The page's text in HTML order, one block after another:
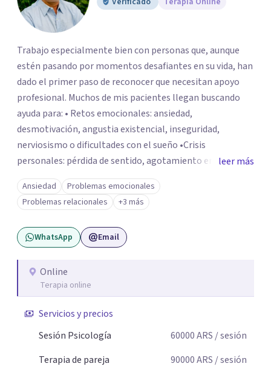
Trabajo especialmente bien con personas que, aunque
estén pasando por momentos desafiantes en su vida, han
dado el primer paso de reconocer que necesitan apoyo
profesional. Muchos de mis pacientes llegan buscando
ayuda para: • Retos emocionales: ansiedad,
desmotivación, angustia existencial, inseguridad,
nerviosismo o dificultades con el sueño •Crisis
personales: pérdida de sentido, agotamiento emocional
o dificultad para manejar transiciones vitales •Conflictos
relacionales: problemas de pareja, tensiones familiares,
desafíos laborales o dificultades en dinámicas sociales.
leer más
Ansiedad
Problemas emocionales
Problemas relacionales
+3 más
WhatsApp Email
Online
Terapia online
Servicios y precios
Sesión Psicología
60000ARS / sesión
Terapia de pareja
90000ARS / sesión